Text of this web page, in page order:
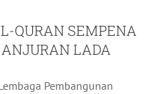
QURAN SEMPENA
LADA
Pembangunan